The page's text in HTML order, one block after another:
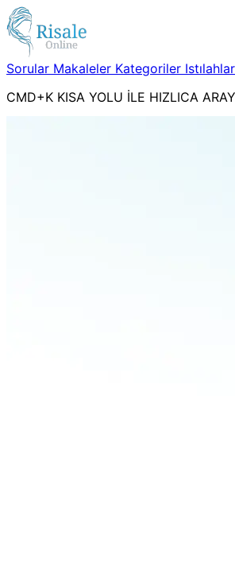
Sorular Makaleler Kategoriler Istılahlar
CMD+K KISA YOLU İLE HIZLICA